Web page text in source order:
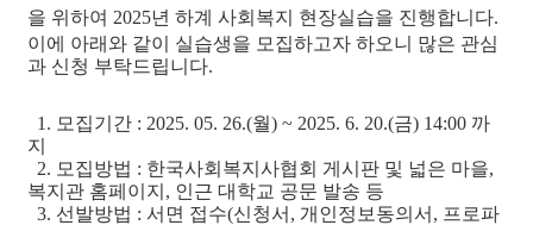
을 위하여 2025년 하계 사회복지 현장실습을 진행합니다.
이에 아래와 같이 실습생을 모집하고자 하오니 많은 관심
과 신청 부탁드립니다.
1. 모집기간 : 2025. 05. 26.(월) ~ 2025. 6. 20.(금) 14:00 까
지
2. 모집방법 : 한국사회복지사협회 게시판 및 넓은 마을,
복지관 홈페이지, 인근 대학교 공문 발송 등
3. 선발방법 : 서면 접수(신청서, 개인정보동의서, 프로파